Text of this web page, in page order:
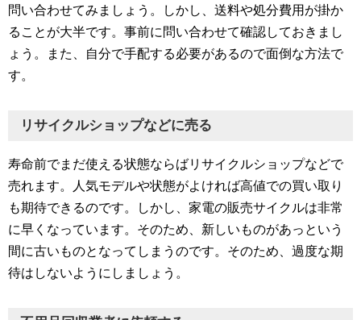
問い合わせてみましょう。しかし、送料や処分費用が掛か
ることが大半です。事前に問い合わせて確認しておきまし
ょう。また、自分で手配する必要があるので面倒な方法で
す。
リサイクルショップなどに売る
寿命前でまだ使える状態ならばリサイクルショップなどで
売れます。人気モデルや状態がよければ高値での買い取り
も期待できるのです。しかし、家電の販売サイクルは非常
に早くなっています。そのため、新しいものがあっという
間に古いものとなってしまうのです。そのため、過度な期
待はしないようにしましょう。